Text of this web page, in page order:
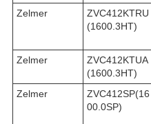
Zelmer
ZVC412KTRU
(1600.3HT)
Zelmer
ZVC412KTUA
(1600.3HT)
Zelmer
ZVC412SP(16
00.0SP)